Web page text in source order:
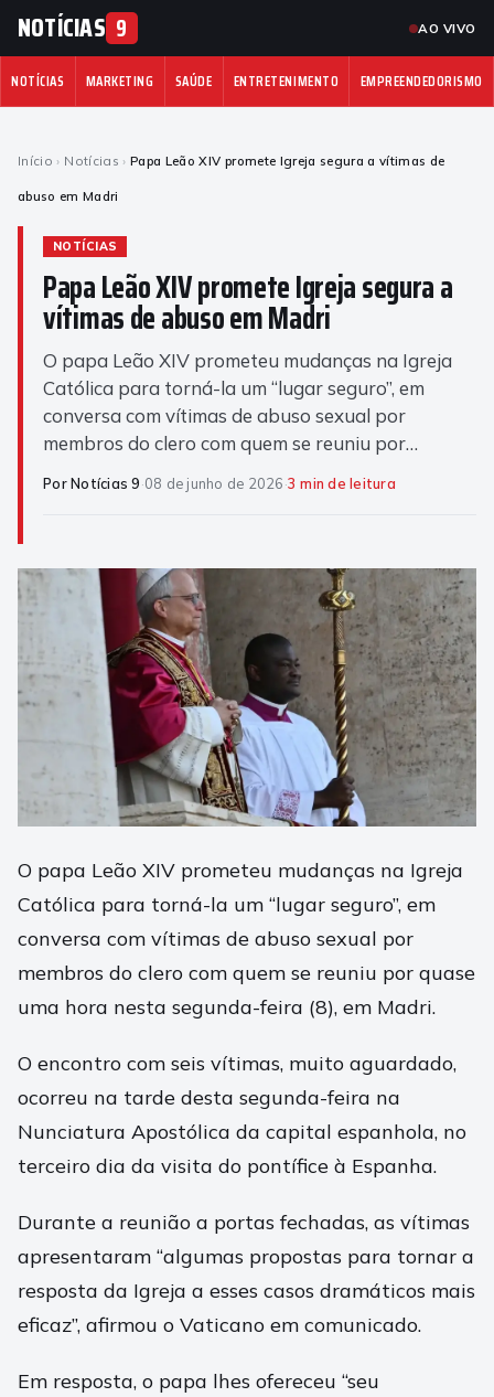
NOTÍCIAS 9 AO VIVO
NOTÍCIAS MARKETING SAÚDE ENTRETENIMENTO EMPREENDEDORISMO
Início › Notícias › Papa Leão XIV promete Igreja segura a vítimas de
abuso em Madri
NOTÍCIAS
Papa Leão XIV promete Igreja segura a
vítimas de abuso em Madri
O papa Leão XIV prometeu mudanças na Igreja
Católica para torná-la um “lugar seguro”, em
conversa com vítimas de abuso sexual por
membros do clero com quem se reuniu por…
Por Notícias 9·08 de junho de 2026·3 min de leitura
O papa Leão XIV prometeu mudanças na Igreja
Católica para torná-la um “lugar seguro”, em
conversa com vítimas de abuso sexual por
membros do clero com quem se reuniu por quase
uma hora nesta segunda-feira (8), em Madri.
O encontro com seis vítimas, muito aguardado,
ocorreu na tarde desta segunda-feira na
Nunciatura Apostólica da capital espanhola, no
terceiro dia da visita do pontífice à Espanha.
Durante a reunião a portas fechadas, as vítimas
apresentaram “algumas propostas para tornar a
resposta da Igreja a esses casos dramáticos mais
eficaz”, afirmou o Vaticano em comunicado.
Em resposta, o papa lhes ofereceu “seu